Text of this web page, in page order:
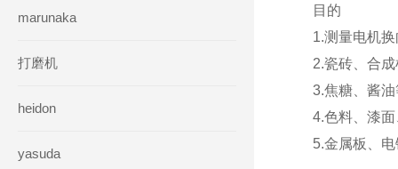
marunaka
打磨机
heidon
yasuda
目的
1.测量电机
2.瓷砖、合
3.焦糖、酱
4.色料、漆
5.金属板、